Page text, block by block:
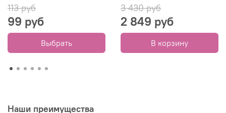
113 руб
99 руб
Выбрать
3 430 руб
2 849 руб
В корзину
Наши преимущества